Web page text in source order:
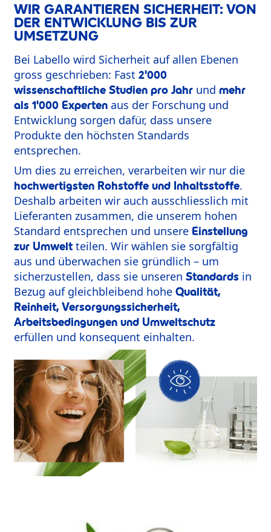
WIR GARANTIEREN SICHERHEIT: VON
DER ENTWICKLUNG BIS ZUR
UMSETZUNG
Bei Labello wird Sicherheit auf allen Ebenen
gross geschrieben: Fast 2'000
wissenschaftliche Studien pro Jahr und mehr
als 1'000 Experten aus der Forschung und
Entwicklung sorgen dafür, dass unsere
Produkte den höchsten Standards
entsprechen.
Um dies zu erreichen, verarbeiten wir nur die
hochwertigsten Rohstoffe und Inhaltsstoffe.
Deshalb arbeiten wir auch ausschliesslich mit
Lieferanten zusammen, die unserem hohen
Standard entsprechen und unsere Einstellung
zur Umwelt teilen. Wir wählen sie sorgfältig
aus und überwachen sie gründlich – um
sicherzustellen, dass sie unseren Standards in
Bezug auf gleichbleibend hohe Qualität,
Reinheit, Versorgungssicherheit,
Arbeitsbedingungen und Umweltschutz
erfüllen und konsequent einhalten.